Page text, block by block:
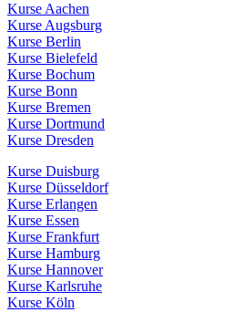
Kurse Aachen
Kurse Augsburg
Kurse Berlin
Kurse Bielefeld
Kurse Bochum
Kurse Bonn
Kurse Bremen
Kurse Dortmund
Kurse Dresden
Kurse Duisburg
Kurse Düsseldorf
Kurse Erlangen
Kurse Essen
Kurse Frankfurt
Kurse Hamburg
Kurse Hannover
Kurse Karlsruhe
Kurse Köln